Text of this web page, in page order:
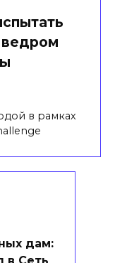
в рамках
дам:
в Сеть